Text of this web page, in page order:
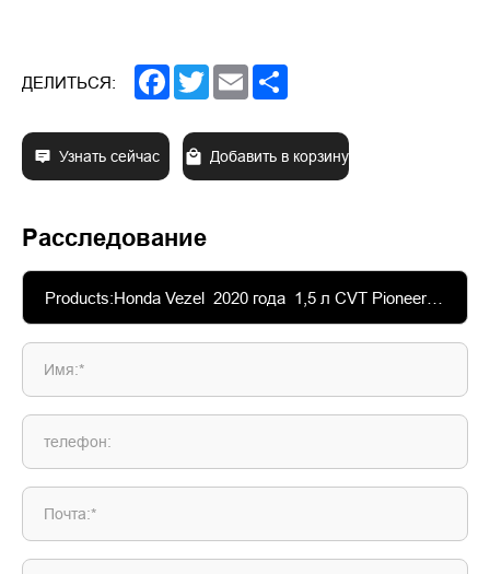
ДЕЛИТЬСЯ: Facebook
TwitterEmail
Узнать сейчас Добавить в корзину
Расследование
Имя:*
телефон:
Почта:*